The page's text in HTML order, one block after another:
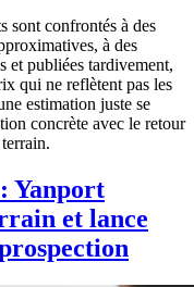
sont confrontés à des
à des
et publiées tardivement,
qui ne reflètent pas les
estimation juste se
concrète avec le retour
Yanport
et lance